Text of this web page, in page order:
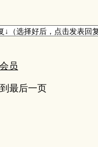
员
最后一页